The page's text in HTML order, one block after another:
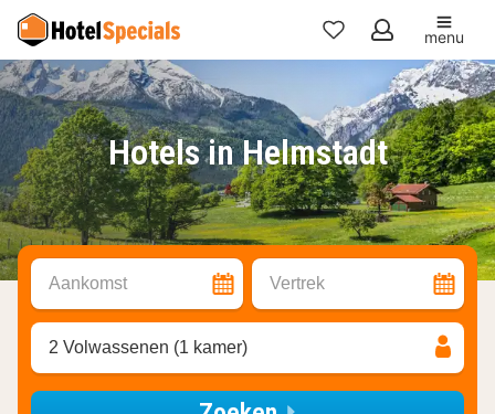
Mijn
favorieten
menu
Hotels in Helmstadt
Aankomst Vertrek
2 Volwassenen (1 kamer)